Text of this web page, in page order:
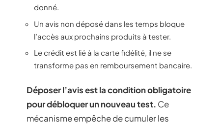
donné.
Un avis non déposé dans les temps bloque
l’accès aux prochains produits à tester.
Le crédit est lié à la carte fidélité, il ne se
transforme pas en remboursement bancaire.
Déposer l’avis est la condition obligatoire
pour débloquer un nouveau test. Ce
mécanisme empêche de cumuler les